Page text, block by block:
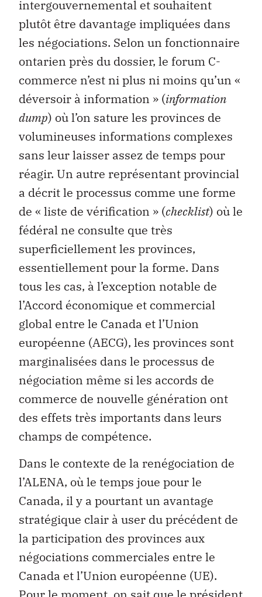
intergouvernemental et souhaitent
plutôt être davantage impliquées dans
les négociations. Selon un fonctionnaire
ontarien près du dossier, le forum C-
commerce n’est ni plus ni moins qu’un «
déversoir à information » (information
dump) où l’on sature les provinces de
volumineuses informations complexes
sans leur laisser assez de temps pour
réagir. Un autre représentant provincial
a décrit le processus comme une forme
de « liste de vérification » (checklist) où le
fédéral ne consulte que très
superficiellement les provinces,
essentiellement pour la forme. Dans
tous les cas, à l’exception notable de
l’Accord économique et commercial
global entre le Canada et l’Union
européenne (AECG), les provinces sont
marginalisées dans le processus de
négociation même si les accords de
commerce de nouvelle génération ont
des effets très importants dans leurs
champs de compétence.
Dans le contexte de la renégociation de
l’ALENA, où le temps joue pour le
Canada, il y a pourtant un avantage
stratégique clair à user du précédent de
la participation des provinces aux
négociations commerciales entre le
Canada et l’Union européenne (UE).